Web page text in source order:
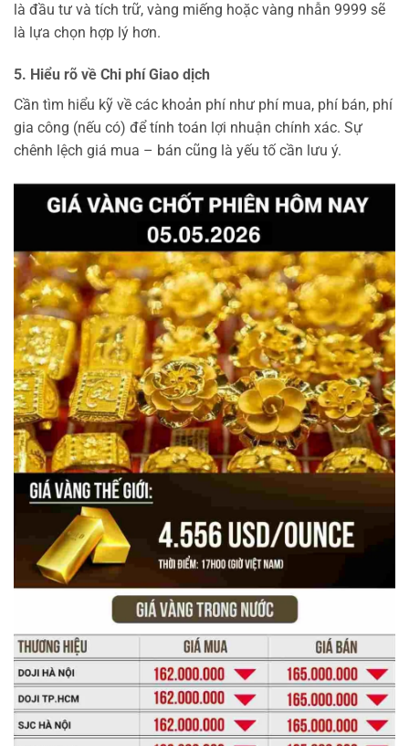
là đầu tư và tích trữ, vàng miếng hoặc vàng nhẫn 9999 sẽ
là lựa chọn hợp lý hơn.
5. Hiểu rõ về Chi phí Giao dịch
Cần tìm hiểu kỹ về các khoản phí như phí mua, phí bán, phí
gia công (nếu có) để tính toán lợi nhuận chính xác. Sự
chênh lệch giá mua – bán cũng là yếu tố cần lưu ý.